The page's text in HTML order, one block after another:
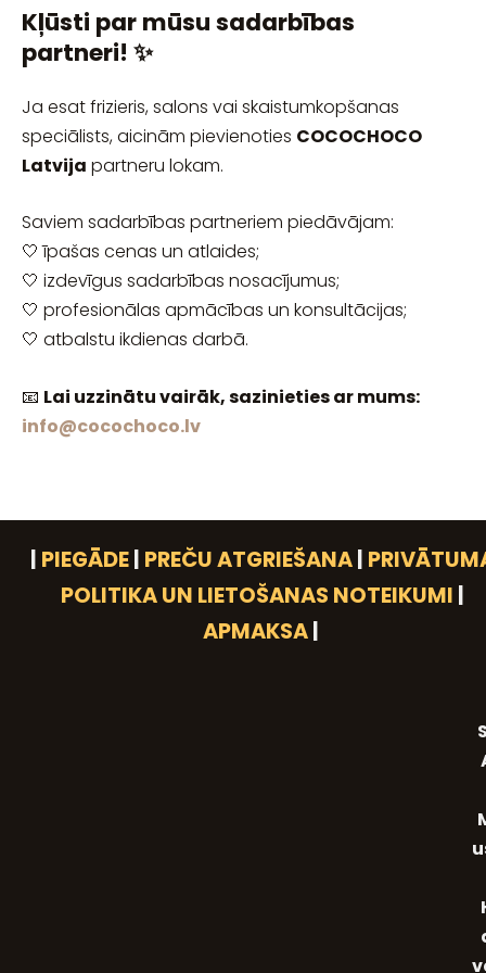
Kļūsti par mūsu sadarbības
partneri! ✨
Ja esat frizieris, salons vai skaistumkopšanas
speciālists, aicinām pievienoties COCOCHOCO
Latvija partneru lokam.
Saviem sadarbības partneriem piedāvājam:
🤍 īpašas cenas un atlaides;
🤍 izdevīgus sadarbības nosacījumus;
🤍 profesionālas apmācības un konsultācijas;
🤍 atbalstu ikdienas darbā.
📧 Lai uzzinātu vairāk, sazinieties ar mums:
info@cocochoco.lv
| PIEGĀDE| PREČU ATGRIEŠANA|
POLITIKA UN LIETOŠANAS NOTEIKUMI |
APMAKSA|